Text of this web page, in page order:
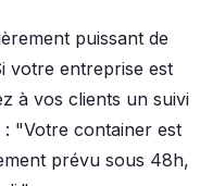
puissant de
votre entreprise est
à vos clients un suivi
"Votre container est
prévu sous 48h,